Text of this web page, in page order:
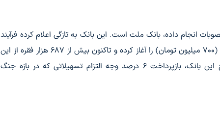
انجام داده، بانک ملت است. این بانک به تازگی اعلام کرده فرآیند
بازگشت جریمه‌های دیرکرد تسهیلات خرد تا سقف ۷ میلیارد ریال (۷۰۰ میلیون تومان) را آغاز کرده و تاکنون بیش از ۶۸۷ هزار فقره از این
مبالغ را به حساب مشتریان بازگردانده است. بر اساس توضیح این بانک، بازپرداخت ۶ درصد وجه التزام تسهیلاتی که در بازه جنگ